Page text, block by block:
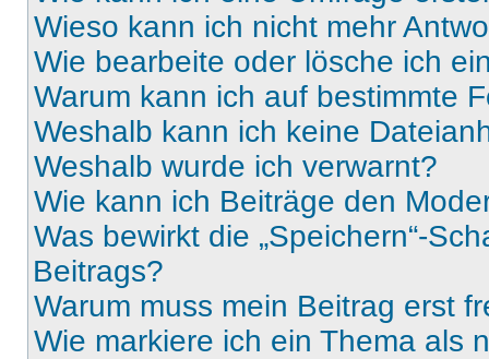
Wieso kann ich nicht mehr
Wie bearbeite oder lösche ich
Warum kann ich auf bestimmte
Weshalb kann ich keine
Weshalb wurde ich verwarnt?
Wie kann ich Beiträge den
Was bewirkt die „Speichern“-
Beitrags?
Warum muss mein Beitrag erst
Wie markiere ich ein Thema als